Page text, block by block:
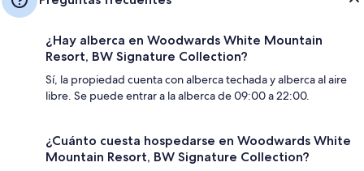
¿Hay alberca en Woodwards White Mountain
Resort, BW Signature Collection?
Sí, la propiedad cuenta con alberca techada y alberca al aire
libre. Se puede entrar a la alberca de 09:00 a 22:00.
¿Cuánto cuesta hospedarse en Woodwards White
Mountain Resort, BW Signature Collection?